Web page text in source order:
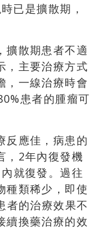
已是擴散期，
擴散期患者不適
，主要治療方式
，一線治療時會
患者的腫瘤可
反應佳，病患的
，2年內復發機
就復發。過往
種類稀少，即使
者的治療效果不
續換藥治療的效